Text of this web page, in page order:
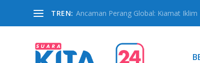
TREN: Ancaman Perang Global: Kiamat Iklim